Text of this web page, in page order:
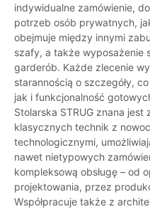
indywidualne zamówienie,
potrzeb osób prywatnych,
obejmuje między innymi
szafy, a także wyposażenie
garderób. Każde zlecenie
starannością o szczegóły,
jak i funkcjonalność
Stolarska STRUG znana jest
klasycznych technik z
technologicznymi,
nawet nietypowych
kompleksową obsługę – od
projektowania, przez
Współpracuje także z